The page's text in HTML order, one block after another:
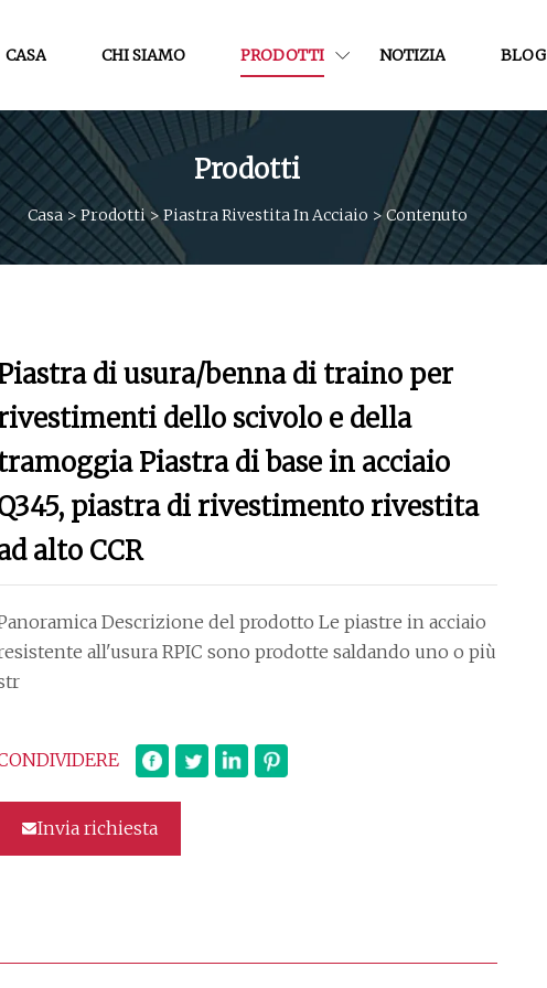
CASA CHI SIAMO PRODOTTI NOTIZIA BLOG
Prodotti
Casa>Prodotti>Piastra Rivestita In Acciaio >Contenuto
di usura/benna di traino per
dello scivolo e della
Piastra di base in acciaio
piastra di rivestimento rivestita
alto CCR
Descrizione del prodotto Le piastre in acciaio
all'usura RPIC sono prodotte saldando uno o più
Invia richiesta